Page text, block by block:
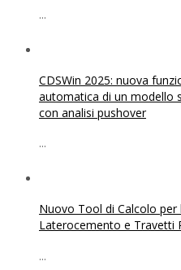
...
CDSWin 2025: nuova
automatica di un modello
con analisi pushover
...
Nuovo Tool di Calcolo per
Laterocemento e Travetti
...